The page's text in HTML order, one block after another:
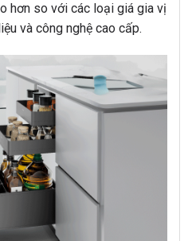
hơn so với các loại giá gia vị
và công nghệ cao cấp.